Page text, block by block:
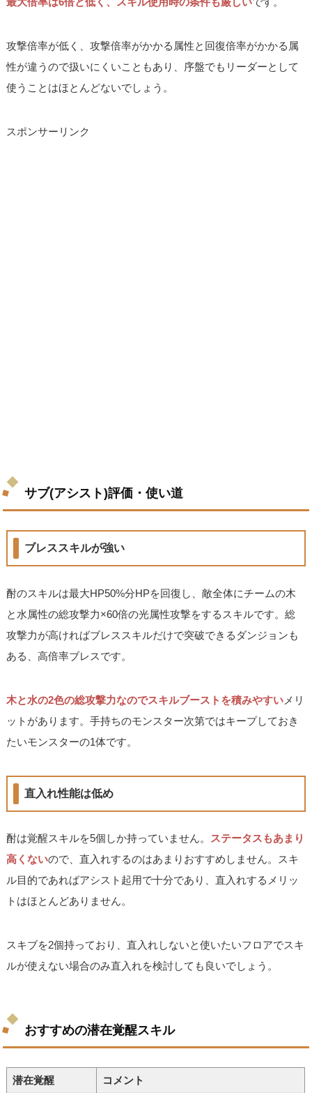
攻撃倍率が低く、攻撃倍率がかかる属性と回復倍率がかかる属
性が違うので扱いにくいこともあり、序盤でもリーダーとして
使うことはほとんどないでしょう。
スポンサーリンク
サブ(アシスト)評価・使い道
ブレススキルが強い
酎のスキルは最大HP50%分HPを回復し、敵全体にチームの木
と水属性の総攻撃力×60倍の光属性攻撃をするスキルです。総
攻撃力が高ければブレススキルだけで突破できるダンジョンも
ある、高倍率ブレスです。
木と水の2色の総攻撃力なのでスキルブーストを積みやすい メリ
ットがあります。手持ちのモンスター次第ではキープしておき
たいモンスターの1体です。
直入れ性能は低め
酎は覚醒スキルを5個しか持っていません。 ステータスもあまり
高くないので、直入れするのはあまりおすすめしません。スキ
ル目的であればアシスト起用で十分であり、直入れするメリッ
トはほとんどありません。
スキブを2個持っており、直入れしないと使いたいフロアでスキ
ルが使えない場合のみ直入れを検討しても良いでしょう。
おすすめの潜在覚醒スキル
潜在覚醒 コメント